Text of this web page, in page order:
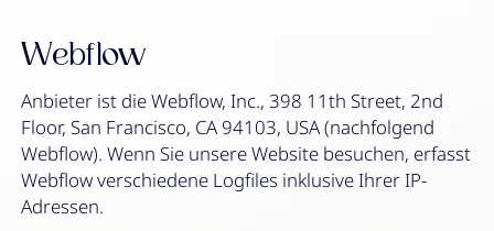
Webflow
Anbieter ist die Webflow, Inc., 398 11th Street, 2nd
Floor, San Francisco, CA 94103, USA (nachfolgend
Webflow). Wenn Sie unsere Website besuchen, erfasst
Webflow verschiedene Logfiles inklusive Ihrer IP-
Adressen.